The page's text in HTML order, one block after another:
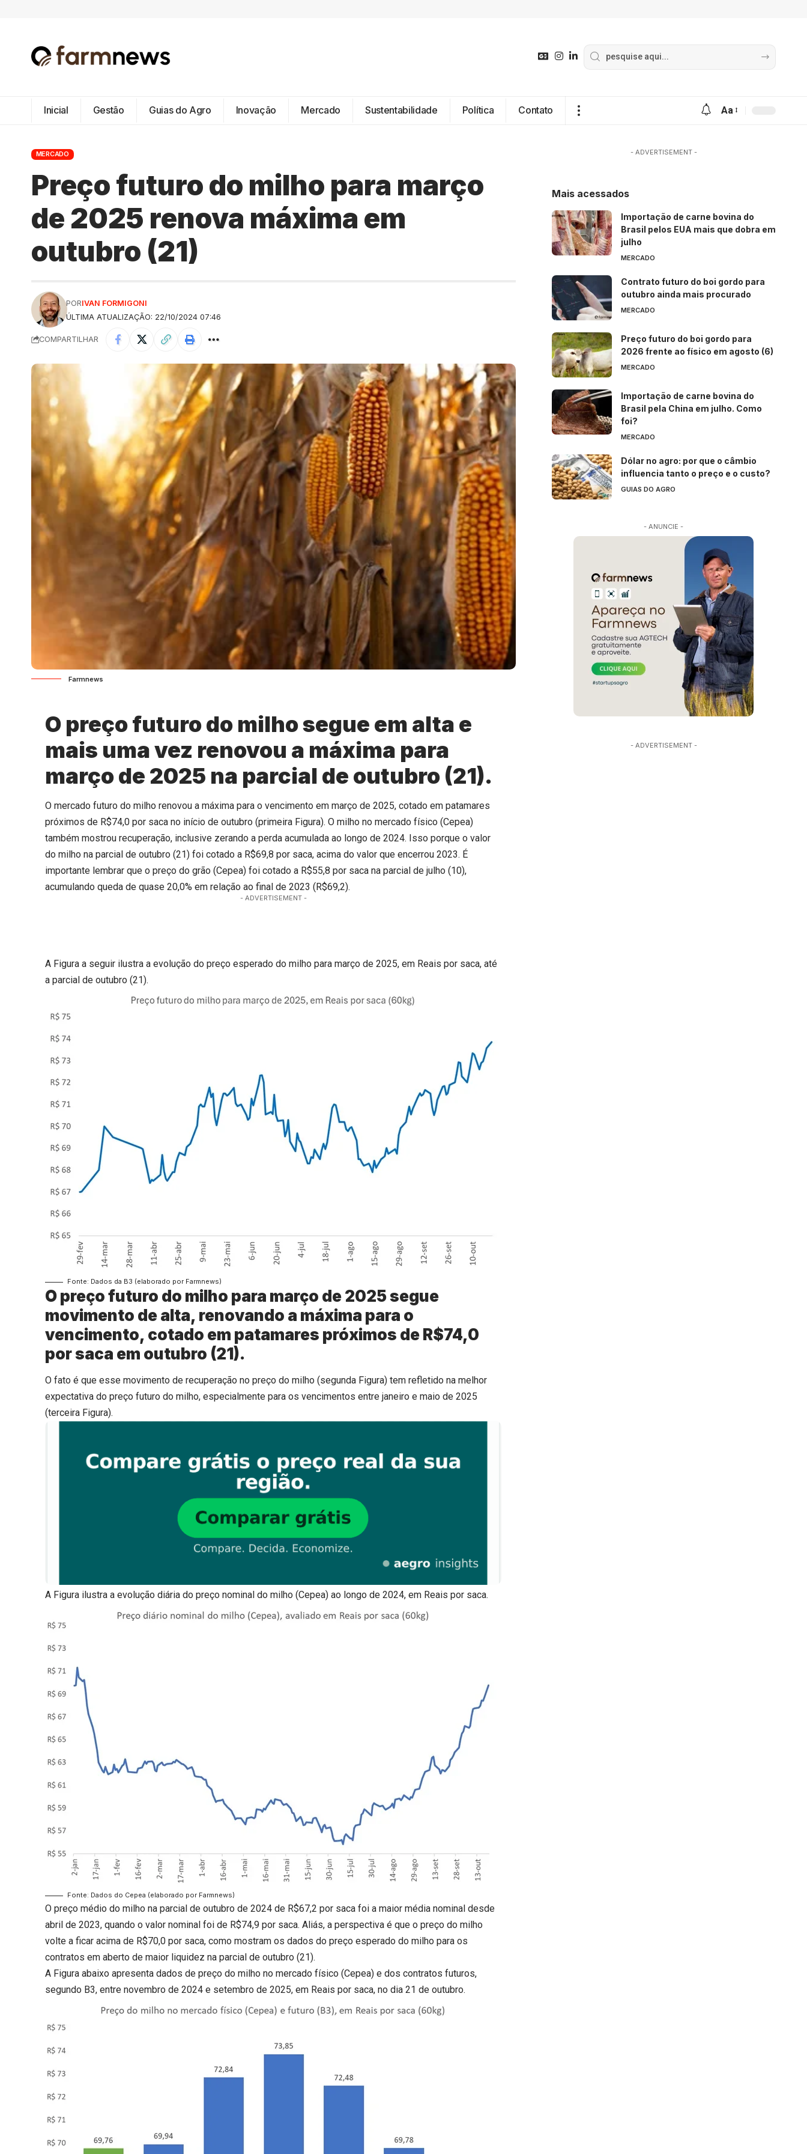
Inicial Gestão Guias do Agro Inovação Mercado Sustentabilidade Política Contato Aa
MERCADO
Preço futuro do milho para março
de 2025 renova máxima em
outubro (21)
ÚLTIMA ATUALIZAÇÃO: 22/10/2024 07:46
PORIVAN FORMIGONI
COMPARTILHAR
Farmnews
O preço futuro do milho segue em alta e
mais uma vez renovou a máxima para
março de 2025 na parcial de outubro (21).
O mercado futuro do milho renovou a máxima para o vencimento em março de 2025, cotado em patamares
próximos de R$74,0 por saca no início de outubro (primeira Figura). O milho no mercado físico (Cepea)
também mostrou recuperação, inclusive zerando a perda acumulada ao longo de 2024. Isso porque o valor
do milho na parcial de outubro (21) foi cotado a R$69,8 por saca, acima do valor que encerrou 2023. É
importante lembrar que o preço do grão (Cepea) foi cotado a R$55,8 por saca na parcial de julho (10),
acumulando queda de quase 20,0% em relação ao final de 2023 (R$69,2).
- ADVERTISEMENT -
A Figura a seguir ilustra a evolução do preço esperado do milho para março de 2025, em Reais por saca, até
a parcial de outubro (21).
Fonte: Dados da B3 (elaborado por Farmnews)
O preço futuro do milho para março de 2025 segue
movimento de alta, renovando a máxima para o
vencimento, cotado em patamares próximos de R$74,0
por saca em outubro (21).
O fato é que esse movimento de recuperação no preço do milho (segunda Figura) tem refletido na melhor
expectativa do preço futuro do milho, especialmente para os vencimentos entre janeiro e maio de 2025
(terceira Figura).
A Figura ilustra a evolução diária do preço nominal do milho (Cepea) ao longo de 2024, em Reais por saca.
Fonte: Dados do Cepea (elaborado por Farmnews)
O preço médio do milho na parcial de outubro de 2024 de R$67,2 por saca foi a maior média nominal desde
abril de 2023, quando o valor nominal foi de R$74,9 por saca. Aliás, a perspectiva é que o preço do milho
volte a ficar acima de R$70,0 por saca, como mostram os dados do preço esperado do milho para os
contratos em aberto de maior liquidez na parcial de outubro (21).
A Figura abaixo apresenta dados de preço do milho no mercado físico (Cepea) e dos contratos futuros,
segundo B3, entre novembro de 2024 e setembro de 2025, em Reais por saca, no dia 21 de outubro.
- ADVERTISEMENT -
Mais acessados
Importação de carne bovina do
Brasil pelos EUA mais que dobra em
julho
MERCADO
Contrato futuro do boi gordo para
outubro ainda mais procurado
MERCADO
Preço futuro do boi gordo para
2026 frente ao físico em agosto (6)
MERCADO
Importação de carne bovina do
Brasil pela China em julho. Como
foi?
MERCADO
Dólar no agro: por que o câmbio
influencia tanto o preço e o custo?
GUIAS DO AGRO
- ANUNCIE -
- ADVERTISEMENT -